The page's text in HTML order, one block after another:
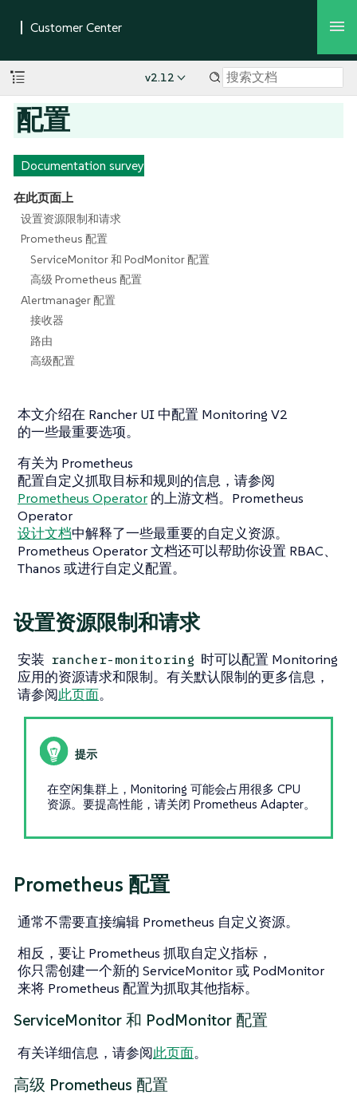
v2.12
配置
Documentation survey
在此页面上
设置资源限制和请求
Prometheus 配置
ServiceMonitor 和 PodMonitor 配置
高级 Prometheus 配置
Alertmanager 配置
接收器
路由
高级配置
本文介绍在 Rancher UI 中配置 Monitoring V2
的一些最重要选项。
有关为 Prometheus
配置自定义抓取目标和规则的信息，请参阅
Prometheus Operator 的上游文档。Prometheus
Operator
设计文档中解释了一些最重要的自定义资源。
Prometheus Operator 文档还可以帮助你设置 RBAC、
Thanos 或进行自定义配置。
设置资源限制和请求
安装 rancher-monitoring 时可以配置 Monitoring
应用的资源请求和限制。有关默认限制的更多信息，
请参阅此页面。
在空闲集群上，Monitoring 可能会占用很多 CPU
资源。要提高性能，请关闭 Prometheus Adapter。
Prometheus 配置
通常不需要直接编辑 Prometheus 自定义资源。
相反，要让 Prometheus 抓取自定义指标，
你只需创建一个新的 ServiceMonitor 或 PodMonitor
来将 Prometheus 配置为抓取其他指标。
ServiceMonitor 和 PodMonitor 配置
有关详细信息，请参阅此页面。
高级 Prometheus 配置